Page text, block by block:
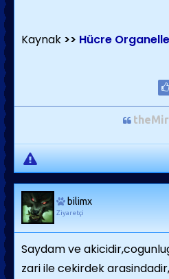
Kaynak >> Hücre
bilimx
Ziyaretçi
Saydam ve
zari ile cekirdek